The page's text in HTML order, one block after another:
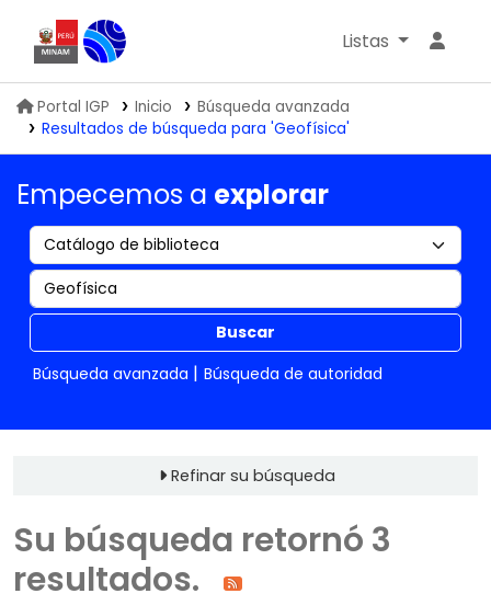
Biblioteca IGP
Listas
Portal IGP Inicio
Búsqueda avanzada
Resultados de búsqueda para 'Geofísica'
Empecemos a explorar
Buscar
Búsqueda avanzada
Búsqueda de autoridad
Refinar su búsqueda
Su búsqueda retornó 3
resultados.